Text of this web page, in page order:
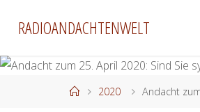
InhaltRADIOANDACHTENWELT
Start2020 Andacht